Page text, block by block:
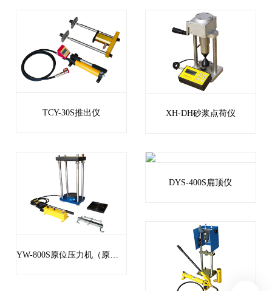
TCY-30S推出仪 XH-DH砂浆点荷仪
YW-800S原位压力机（原位轴压仪）
DYS-400S扁顶仪